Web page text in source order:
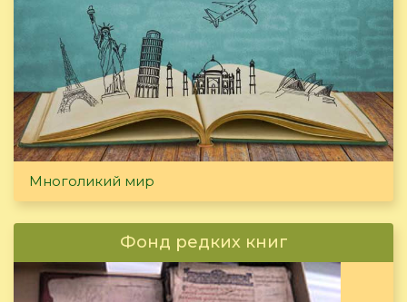
Многоликий мир
Фонд редких книг